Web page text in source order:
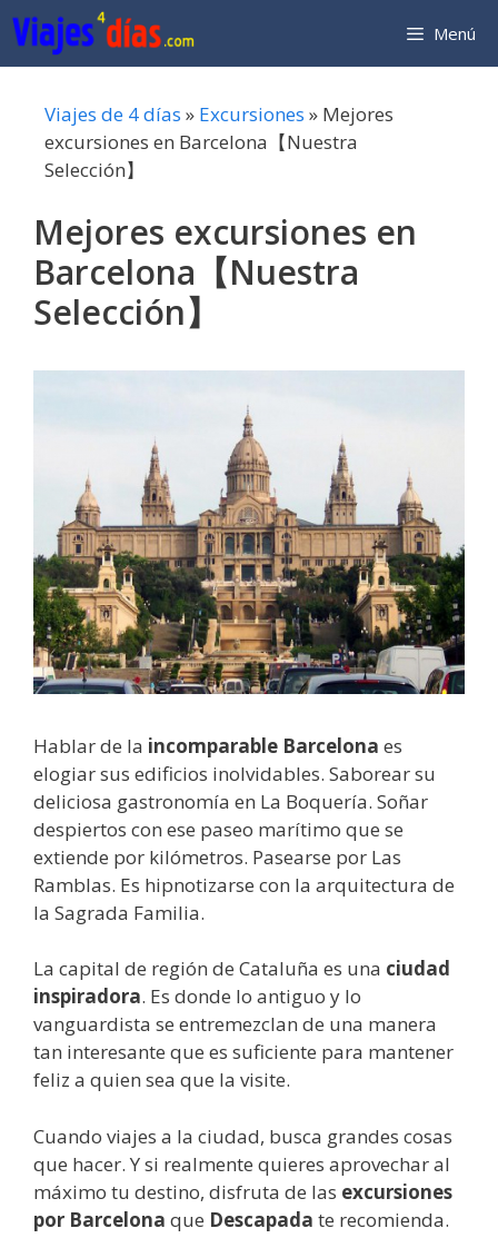
Saltar
al
contenido
Menú
Viajes de 4 días » Excursiones » Mejores
excursiones en Barcelona【Nuestra
Selección】
Mejores excursiones en
Barcelona【Nuestra
Selección】
Hablar de la incomparable Barcelona es
elogiar sus edificios inolvidables. Saborear su
deliciosa gastronomía en La Boquería. Soñar
despiertos con ese paseo marítimo que se
extiende por kilómetros. Pasearse por Las
Ramblas. Es hipnotizarse con la arquitectura de
la Sagrada Familia.
La capital de región de Cataluña es una ciudad
inspiradora. Es donde lo antiguo y lo
vanguardista se entremezclan de una manera
tan interesante que es suficiente para mantener
feliz a quien sea que la visite.
Cuando viajes a la ciudad, busca grandes cosas
que hacer. Y si realmente quieres aprovechar al
máximo tu destino, disfruta de las excursiones
por Barcelona que Descapada te recomienda.